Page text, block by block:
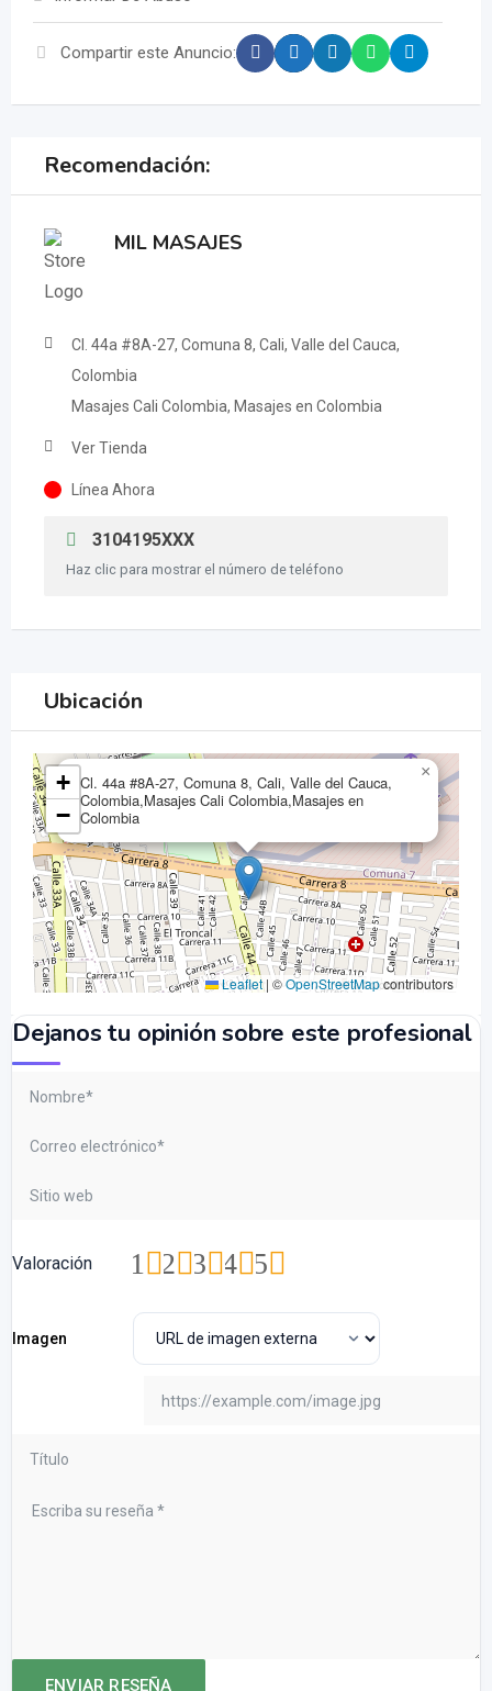
Compartir este Anuncio:
Recomendación:
MIL MASAJES
Cl. 44a #8A-27, Comuna 8, Cali, Valle del Cauca,
Colombia
Masajes Cali Colombia, Masajes en Colombia
Ver Tienda
Línea Ahora
3104195XXX
Haz clic para mostrar el número de teléfono
Ubicación
Cl. 44a #8A-27, Comuna 8, Cali, Valle del Cauca,
Colombia,Masajes Cali Colombia,Masajes en
Colombia
×
+
−
Leaflet | ©OpenStreetMapcontributors
Dejanos tu opinión sobre este profesional
Valoración 5
4
3
2
1
Imagen